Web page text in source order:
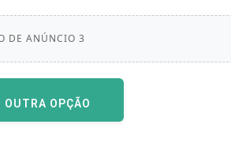
DE ANÚNCIO 3
OUTRA OPÇÃO